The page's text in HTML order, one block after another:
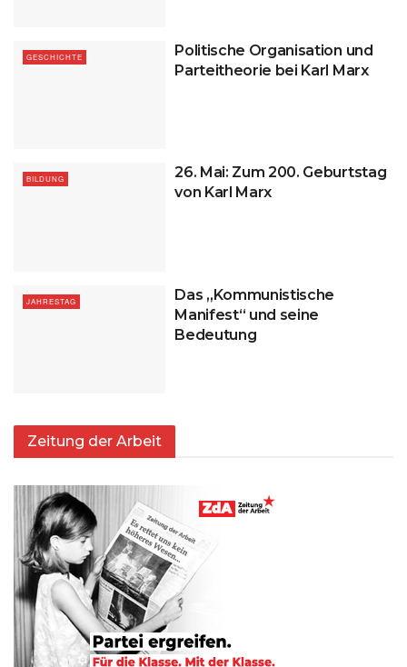
GESCHICHTE
Politische Organisation und
Parteitheorie bei Karl Marx
BILDUNG
26. Mai: Zum 200. Geburtstag
von Karl Marx
JAHRESTAG
Das „Kommunistische
Manifest“ und seine
Bedeutung
Zeitung der Arbeit